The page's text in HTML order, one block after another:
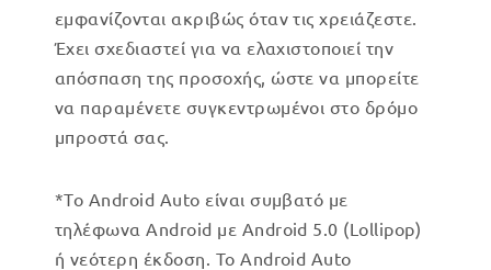
εμφανίζονται ακριβώς όταν τις χρειάζεστε.
Έχει σχεδιαστεί για να ελαχιστοποιεί την
απόσπαση της προσοχής, ώστε να μπορείτε
να παραμένετε συγκεντρωμένοι στο δρόμο
μπροστά σας.
*Το Android Auto είναι συμβατό με
τηλέφωνα Android με Android 5.0 (Lollipop)
ή νεότερη έκδοση. Το Android Auto